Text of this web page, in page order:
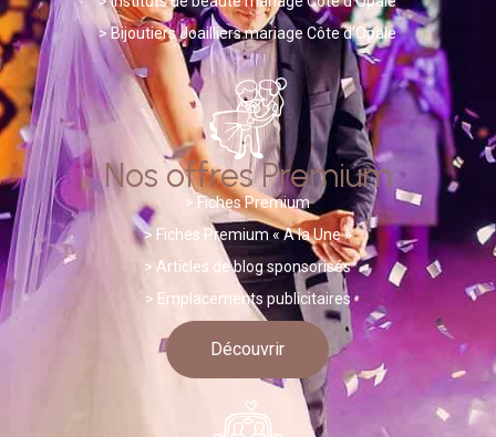
>Bijoutiers Joailliers mariage Côte d’Opale
Nos offres Premium
> Fiches Premium
> Fiches Premium « A la Une »
>Articles de blog sponsorisés
> Emplacements publicitaires
Découvrir